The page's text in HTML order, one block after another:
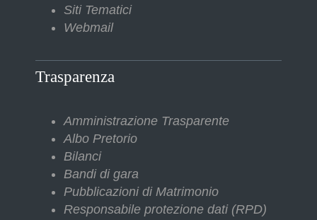
Siti Tematici
Webmail
Trasparenza
Amministrazione Trasparente
Albo Pretorio
Bilanci
Bandi di gara
Pubblicazioni di Matrimonio
Responsabile protezione dati (RPD)